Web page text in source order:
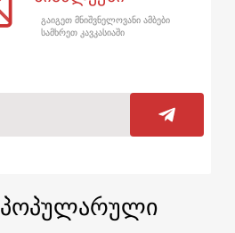
გაიგეთ მნიშვნელოვანი ამბები
სამხრეთ კავკასიაში
პოპულარული